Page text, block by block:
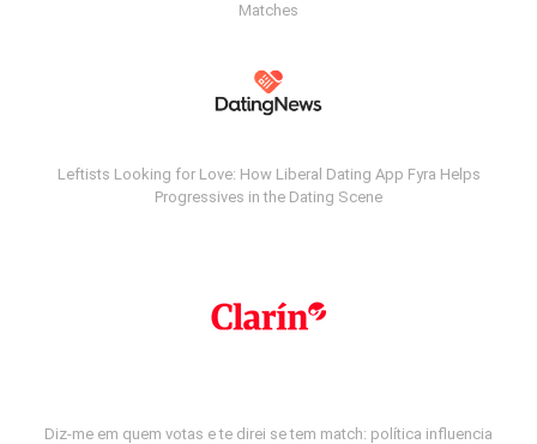
Matches
Leftists Looking for Love: How Liberal Dating App Fyra Helps
Progressives in the Dating Scene
Diz-me em quem votas e te direi se tem match: política influencia